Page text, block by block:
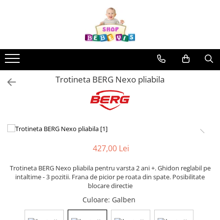
Carucioare copii
Carucioare copii sport
Carucioare copii 2in1
Accesorii carucioare copii
Saci si invelitoare
Adaptoare
Accesorii diverse carucioare
Trotineta BERG Nexo pliabila
427,00 Lei
Trotineta BERG Nexo pliabila pentru varsta 2 ani +. Ghidon reglabil pe
intaltime - 3 pozitii. Frana de picior pe roata din spate. Posibilitate
blocare directie
Culoare: Galben